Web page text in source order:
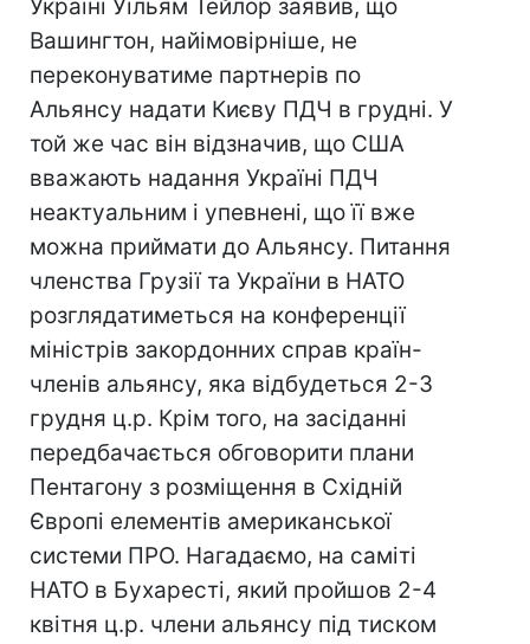
Україні Уїльям Тейлор заявив, що
Вашингтон, найімовірніше, не
переконуватиме партнерів по
Альянсу надати Києву ПДЧ в грудні. У
той же час він відзначив, що США
вважають надання Україні ПДЧ
неактуальним і упевнені, що її вже
можна приймати до Альянсу. Питання
членства Грузії та України в НАТО
розглядатиметься на конференції
міністрів закордонних справ країн-
членів альянсу, яка відбудеться 2-3
грудня ц.р. Крім того, на засіданні
передбачається обговорити плани
Пентагону з розміщення в Східній
Європі елементів американської
системи ПРО. Нагадаємо, на саміті
НАТО в Бухаресті, який пройшов 2-4
квітня ц.р. члени альянсу під тиском